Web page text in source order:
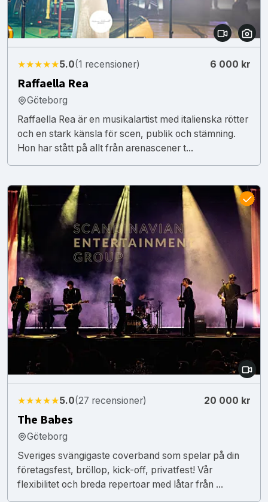
★★★★★5.0(1 recensioner) 6 000 kr
Raffaella Rea
Göteborg
Raffaella Rea är en musikalartist med italienska rötter
och en stark känsla för scen, publik och stämning.
Hon har stått på allt från arenascener t...
★★★★★5.0(27 recensioner) 20 000 kr
The Babes
Göteborg
Sveriges svängigaste coverband som spelar på din
företagsfest, bröllop, kick-off, privatfest! Vår
flexibilitet och breda repertoar med låtar från ...